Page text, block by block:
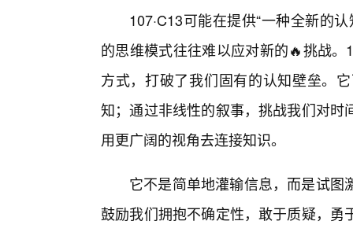
107·C13可能在提供“一种全新的
的思维模式往往难以应对新的🔥挑战
方式，打破了我们固有的认知壁垒。
知；通过非线性的叙事，挑战我们对
用更广阔的视角去连接知识。
它不是简单地灌输信息，而是试
鼓励我们拥抱不确定性，敢于质疑，